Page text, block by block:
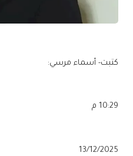
كتبت- أسماء مرسي:
10:29 م
13/12/2025